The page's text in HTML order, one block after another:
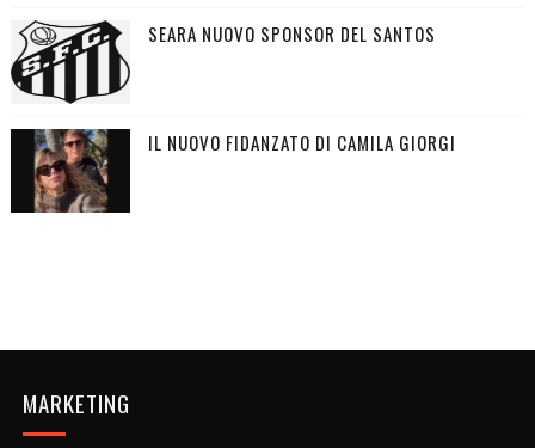
SEARA NUOVO SPONSOR DEL SANTOS
IL NUOVO FIDANZATO DI CAMILA GIORGI
MARKETING